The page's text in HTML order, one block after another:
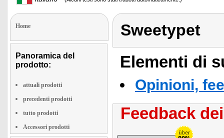
Home
Panoramica del
prodotto:
attuali prodotti
precedenti prodotti
tutto prodotti
Accessori prodotti
Sweetypet
Elementi di
Opinioni,
Feedback